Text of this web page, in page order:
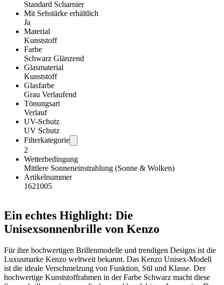
Standard Scharnier
Mit Sehstärke erhältlich
Ja
Material
Kunststoff
Farbe
Schwarz Glänzend
Glasmaterial
Kunststoff
Glasfarbe
Grau Verlaufend
Tönungsart
Verlauf
UV-Schutz
UV Schutz
Filterkategorie
2
Wetterbedingung
Mittlere Sonneneinstrahlung (Sonne & Wolken)
Artikelnummer
1621005
Ein echtes Highlight: Die
Unisexsonnenbrille von Kenzo
Für ihre hochwertigen Brillenmodelle und trendigen Designs ist die
Luxusmarke Kenzo weltweit bekannt. Das Kenzo Unisex-Modell
ist die ideale Verschmelzung von Funktion, Stil und Klasse. Der
hochwertige Kunststoffrahmen in der Farbe Schwarz macht diese